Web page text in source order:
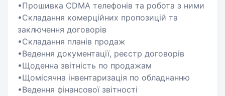
•Прошивка CDMA телефонів та робота з ними
•Складання комерційних пропозицій та
заключення договорів
•Складання планів продаж
•Ведення документації, реєстр договорів
•Щоденна звітність по продажам
•Щомісячна інвентаризація по обладнанню
•Ведення фінансової звітності